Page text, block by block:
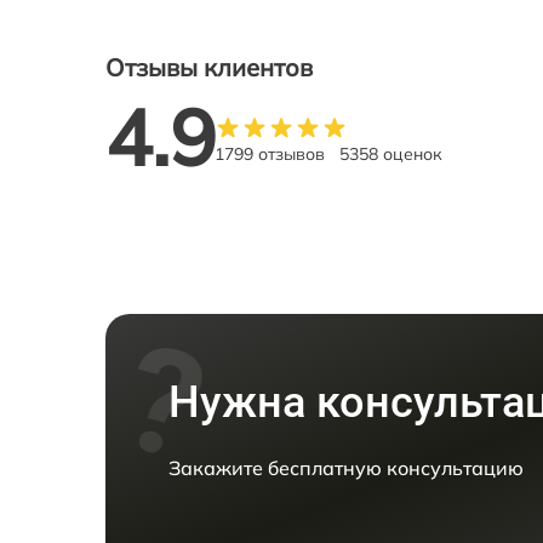
Отзывы клиентов
4.91799 отзывов 5358 оценок
Нужна
Закажите бесплатную консультацию